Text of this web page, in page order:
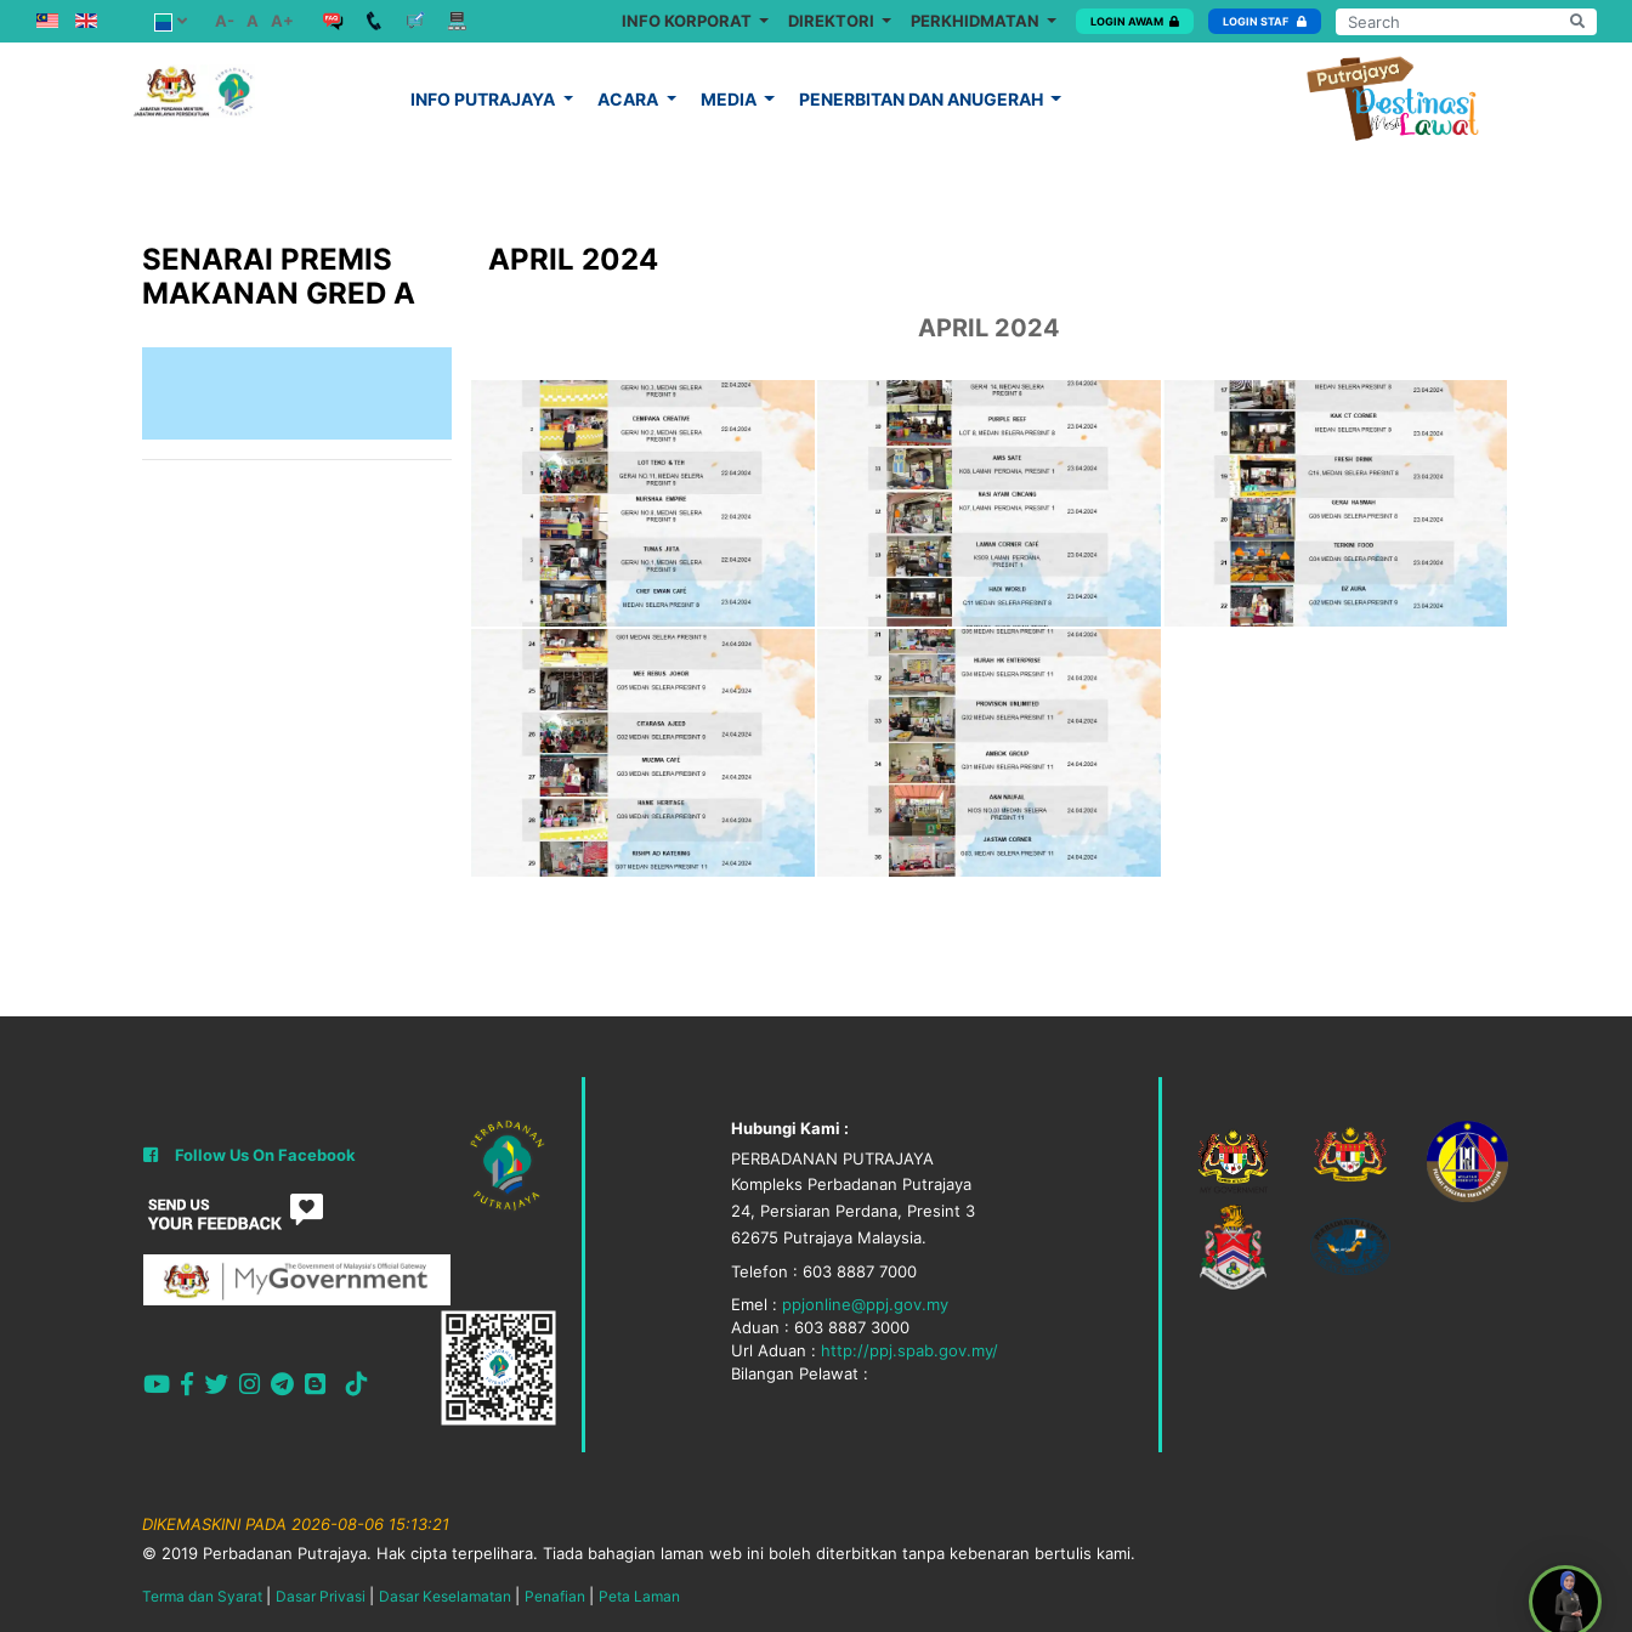
A- A A+ INFO KORPORAT DIREKTORI PERKHIDMATAN LOGIN AWAM LOGIN STAF
INFO PUTRAJAYA ACARA MEDIA PENERBITAN DAN ANUGERAH
SENARAI PREMIS
MAKANAN GRED A
APRIL 2024
APRIL 2024
Follow Us On Facebook
Hubungi Kami :
PERBADANAN PUTRAJAYA
Kompleks Perbadanan Putrajaya
24, Persiaran Perdana, Presint 3
62675 Putrajaya Malaysia.
Telefon : 603 8887 7000
Emel : ppjonline@ppj.gov.my
Aduan : 603 8887 3000
Url Aduan : http://ppj.spab.gov.my/
Bilangan Pelawat :
DIKEMASKINI PADA 2026-08-06 15:13:21
© 2019 Perbadanan Putrajaya. Hak cipta terpelihara. Tiada bahagian laman web ini boleh diterbitkan tanpa kebenaran bertulis kami.
Terma dan Syarat Dasar Privasi Dasar Keselamatan Penafian Peta Laman